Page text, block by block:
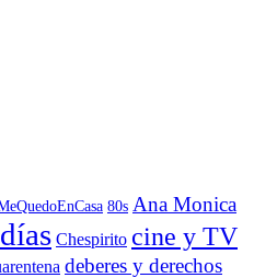
80s Ana Monica
Chespirito cine y TV
deberes y derechos